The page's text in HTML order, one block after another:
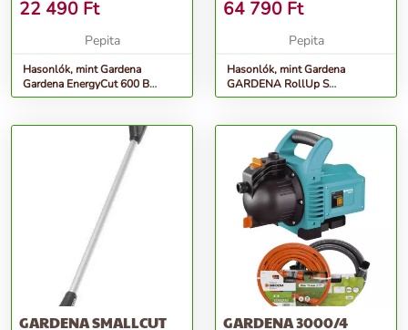
22 490 Ft
Pepita
Hasonlók, mint Gardena
Gardena EnergyCut 600 B
Ágvágó
64 790 Ft
Pepita
Hasonlók, mint Gardena
GARDENA RollUp S
tömlődoboz teraszra
GARDENA SMALLCUT
GARDENA 3000/4